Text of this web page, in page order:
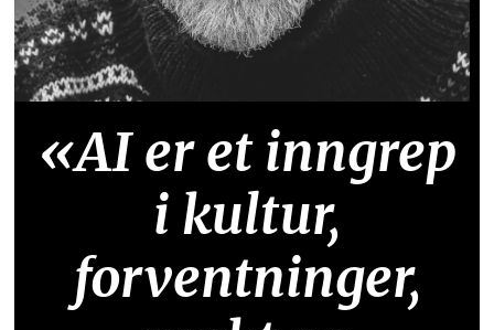
«AI er et inngrep
i kultur,
forventninger,